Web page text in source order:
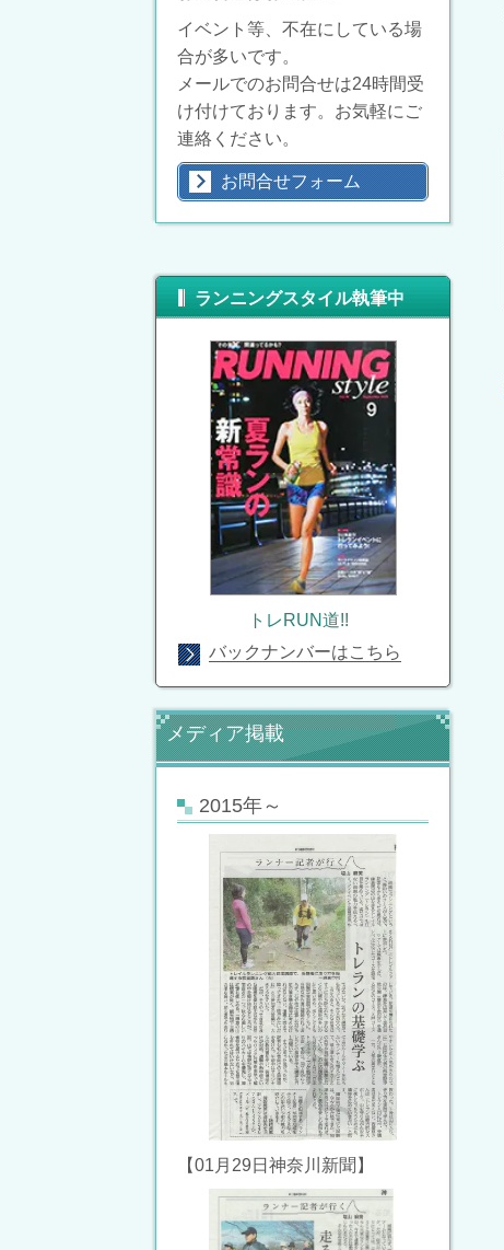
イベント等、不在にしている場
合が多いです。
メールでのお問合せは24時間受
け付けております。お気軽にご
連絡ください。
お問合せフォーム
ランニングスタイル執筆中
トレRUN道!!
バックナンバーはこちら
メディア掲載
2015年～
【01月29日神奈川新聞】